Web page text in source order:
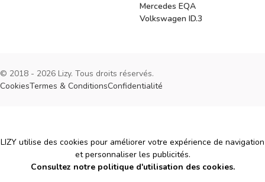
Mercedes EQA
Volkswagen ID.3
© 2018 - 2026 Lizy. Tous droits réservés.
CookiesTermes & ConditionsConfidentialité
Cookies
LIZY utilise des cookies pour améliorer votre expérience de navigation
et personnaliser les publicités.
Consultez notre politique d'utilisation des cookies.